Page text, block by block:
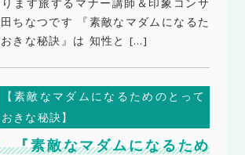
ます旅するマナー講師＆印象コンサ
ちなつです 『素敵なマダムになるた
きな秘訣』は 知性と […]
【素敵なマダムになるためのとって
おきな秘訣】
素敵なマダムになるため